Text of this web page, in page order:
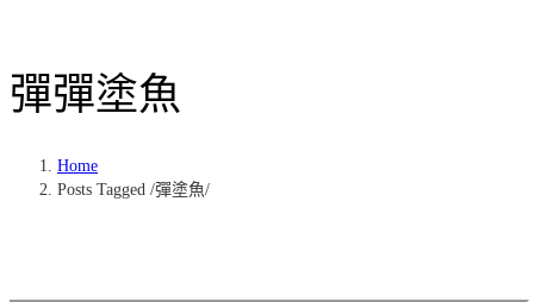
彈彈塗魚
Home
Posts Tagged /彈塗魚/